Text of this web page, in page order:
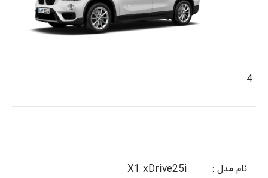
4
نام مدل :
X1 xDrive25i